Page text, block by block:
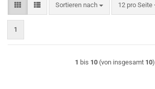
Sortieren nach
Sortieren nach 12 pro Seite
pro Seite
1
1 bis 10 (von insgesamt 10)